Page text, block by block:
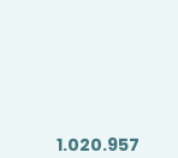
1.020.957